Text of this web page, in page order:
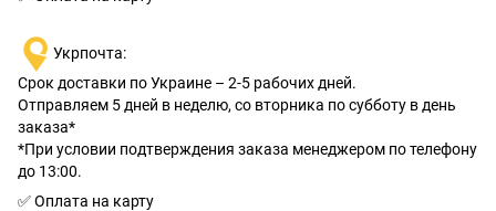
Укрпочта:
Срок доставки по Украине – 2-5 рабочих дней.
Отправляем 5 дней в неделю, со вторника по субботу в день
заказа*
*При условии подтверждения заказа менеджером по телефону
до 13:00.
✅ Оплата на карту